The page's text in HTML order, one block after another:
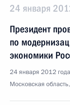
24 января
Президент
по
экономики
24 января 2012
Московская